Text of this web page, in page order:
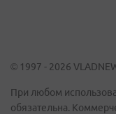
© 1997 - 2026
При любом
обязательна.